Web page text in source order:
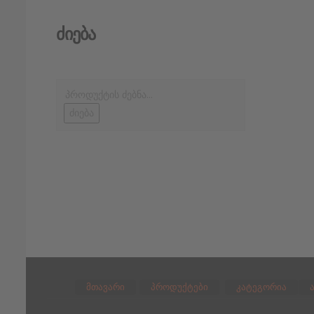
Ძიება
მთავარი პროდუქტები კატეგორია